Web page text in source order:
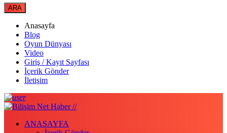
Anasayfa
Blog
Oyun Dünyası
Video
Giriş / Kayıt Sayfası
İçerik Gönder
İletişim
ANASAYFA